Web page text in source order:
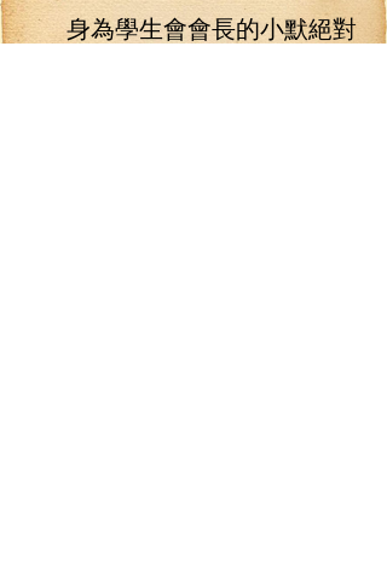
身為學生會會長的小默絕對